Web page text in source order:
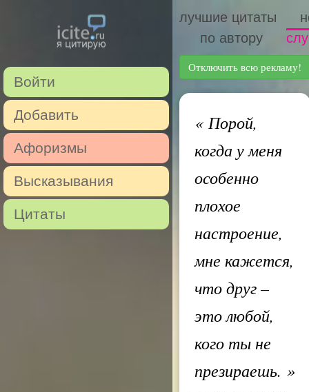
Войти
Добавить
Афоризмы
Высказывания
Цитаты
лучшие цитаты
по автору
Отключить всю рекламу!
«Порой,
когда у меня
особенно
плохое
настроение,
мне кажется,
что друг –
это любой,
кого ты не
презираешь. »